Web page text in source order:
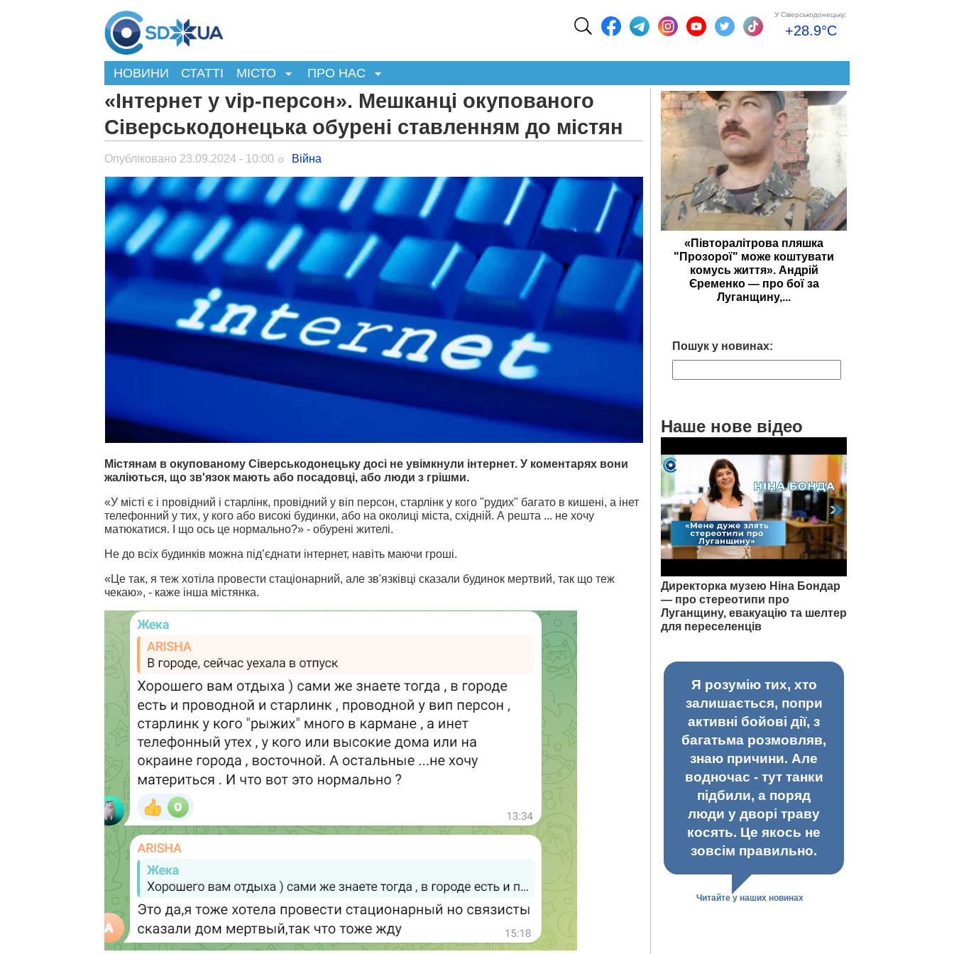
У Сіверськодонецьку:
+28.9°C
НОВИНИ СТАТТІ МІСТО ПРО НАС
«Інтернет у vip-персон». Мешканці окупованого
Сіверськодонецька обурені ставленням до містян
Опубліковано 23.09.2024 - 10:00 Війна
Містянам в окупованому Сіверськодонецьку досі не увімкнули інтернет. У коментарях вони
жаліються, що зв'язок мають або посадовці, або люди з грішми.
«У місті є і провідний і старлінк, провідний у віп персон, старлінк у кого "рудих" багато в кишені, а інет
телефонний у тих, у кого або високі будинки, або на околиці міста, східній. А решта ... не хочу
матюкатися. І що ось це нормально?» - обурені жителі.
Не до всіх будинків можна під’єднати інтернет, навіть маючи гроші.
«Це так, я теж хотіла провести стаціонарний, але зв'язківці сказали будинок мертвий, так що теж
чекаю», - каже інша містянка.
«Півторалітрова пляшка
"Прозорої" може коштувати
комусь життя». Андрій
Єременко — про бої за
Луганщину,...
Пошук у новинах:
Наше нове відео
Директорка музею Ніна Бондар
— про стереотипи про
Луганщину, евакуацію та шелтер
для переселенців
Я розумію тих, хто
залишається, попри
активні бойові дії, з
багатьма розмовляв,
знаю причини. Але
водночас - тут танки
підбили, а поряд
люди у дворі траву
косять. Це якось не
зовсім правильно.
Читайте у наших новинах